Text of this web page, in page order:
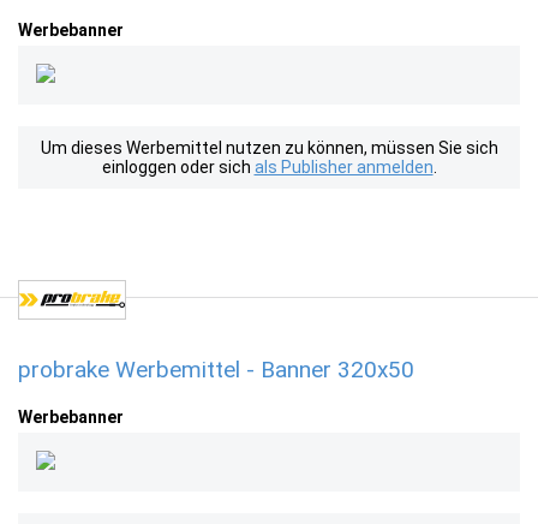
Werbebanner
Um dieses Werbemittel nutzen zu können, müssen Sie sich
einloggen oder sich als Publisher anmelden
probrake Werbemittel - Banner 320x50
Werbebanner